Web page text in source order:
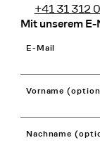
+41 31 312
Mit unserem
E-Mail
Vorname
Nachname